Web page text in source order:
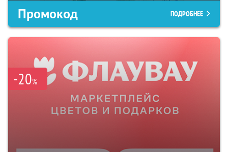
Промокод ПОДРОБНЕЕ
-20%